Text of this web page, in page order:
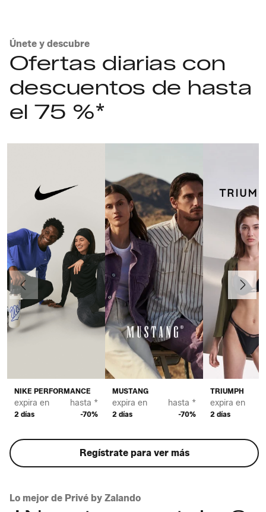
Únete y descubre
Ofertas diarias con
descuentos de hasta
el 75 %*
NIKE PERFORMANCE
expira en
2 días
hasta *
-70%
MUSTANG
expira en
2 días
hasta *
-70%
TRIUMPH
expira en
2 días
Anteriormente
Regístrate para ver más
Lo mejor de Privé by Zalando